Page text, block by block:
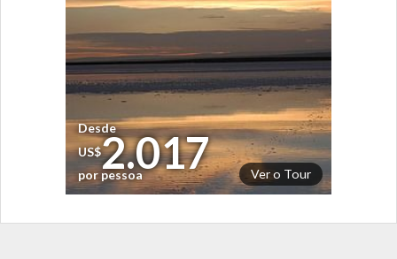
Ver o Tour
Desde
US$2.017
por pessoa